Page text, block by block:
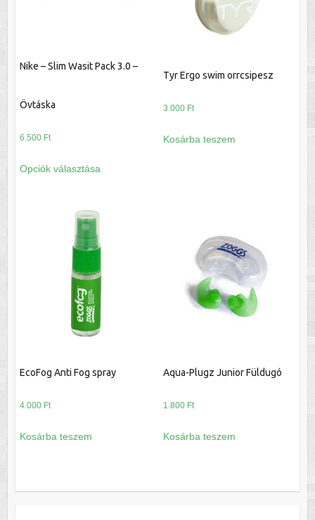
Nike – Slim Wasit Pack 3.0 –
Övtáska
6.500 Ft
Opciók választása
a
van.
változatok
a
termékoldalon
választhatók
Tyr Ergo swim orrcsipesz
3.000 Ft
Kosárba teszem
EcoFog Anti Fog spray
4.000 Ft
Kosárba teszem
Aqua-Plugz Junior Füldugó
1.800 Ft
Kosárba teszem